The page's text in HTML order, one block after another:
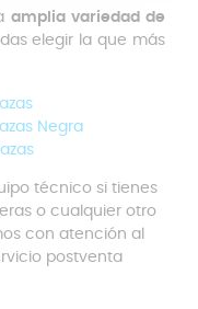
amplia variedad de
elegir la que más
Negra
técnico si tienes
o cualquier otro
con atención al
postventa